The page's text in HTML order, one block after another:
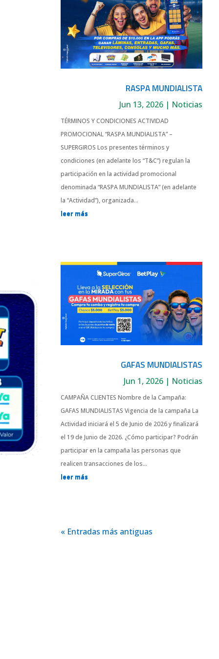
RASPA MUNDIALISTA
Jun 13, 2026 | Noticias
TÉRMINOS Y CONDICIONES ACTIVIDAD
PROMOCIONAL “RASPA MUNDIALISTA” –
SUPERGIROS Los presentes términos y
condiciones (en adelante los “T&C”) regulan la
participación en la actividad promocional
denominada “RASPA MUNDIALISTA” (en adelante
la “Actividad”), organizada...
leer más
GAFAS MUNDIALISTAS
Jun 1, 2026 | Noticias
CAMPAÑA CLIENTES Nombre de la Campaña:
GAFAS MUNDIALISTAS Vigencia de la campaña La
Actividad iniciará el 5 de Junio de 2026 y finalizará
el 19 de Junio de 2026. ¿Cómo participar? Podrán
participar en la campaña las personas que
realicen transacciones de los...
leer más
« Entradas más antiguas